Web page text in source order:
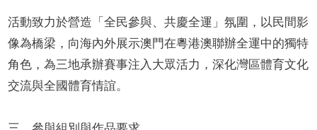
活動致力於營造「全民參與、共慶全運」氛圍，以民間影
像為橋梁，向海內外展示澳門在粵港澳聯辦全運中的獨特
角色，為三地承辦賽事注入大眾活力，深化灣區體育文化
交流與全國體育情誼。